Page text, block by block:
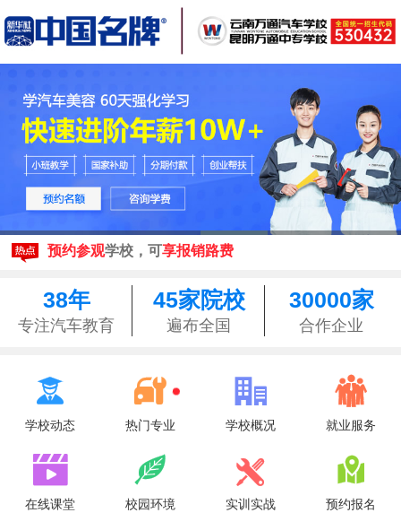
来校参观均可享昆明免费接站
预约参观学校，可享报销路费
来校参观均可享昆明
预约参观
学校，可享报销路费
38年
专注汽车教育
45家院校
遍布全国
30000家
合作企业

学校动态

热门专业

学校概况

就业服务

在线课堂

校园环境

实训实战

预约报名